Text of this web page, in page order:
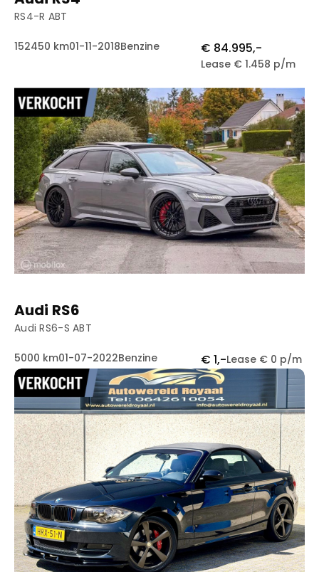
RS4-R ABT
152450 km01-11-2018Benzine € 84.995,-
Lease € 1.458 p/m
Audi RS6
Audi RS6-S ABT
5000 km01-07-2022Benzine € 1,-Lease € 0 p/m